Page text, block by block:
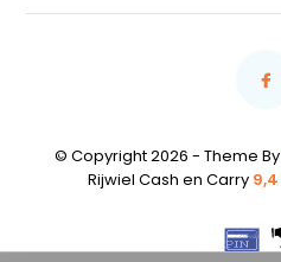
© Copyright 2026 - Theme By
Rijwiel Cash en Carry 9,4